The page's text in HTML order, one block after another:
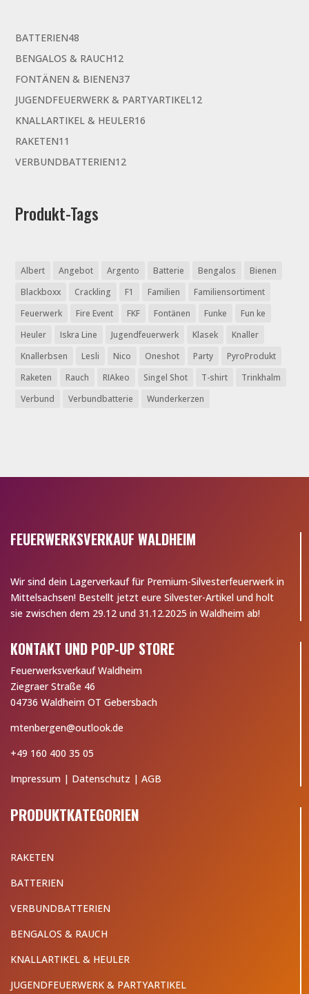
BATTERIEN48
Produkte
BENGALOS & RAUCH1212
Produkte
FONTÄNEN & BIENEN3737
Produkte
JUGENDFEUERWERK & PARTYARTIKEL1212
KNALLARTIKEL & HEULER16
RAKETEN11
Produkte
VERBUNDBATTERIEN1212
Produkt-Tags
Albert Angebot Argento Batterie Bengalos
Bienen
Blackboxx
Crackling F1 Familien
Familiensortiment
Feuerwerk
Fire Event FKF Fontänen Funke
Fun ke
Heuler
Iskra Line Jugendfeuerwerk Klasek
Knaller
Knallerbsen
Lesli Nico Oneshot Party
PyroProdukt
Raketen
Rauch RIAkeo Singel Shot T-shirt
Trinkhalm
Verbund
Verbundbatterie Wunderkerzen
FEUERWERKSVERKAUF WALDHEIM
Wir sind dein Lagerverkauf für Premium-Silvesterfeuerwerk in
Mittelsachsen! Bestellt jetzt eure Silvester-Artikel und holt
sie zwischen dem 29.12 und 31.12.2025 in Waldheim ab!
KONTAKT UND POP-UP STORE
Feuerwerksverkauf Waldheim
Ziegraer Straße 46
04736 Waldheim OT Gebersbach
mtenbergen@outlook.de
+49 160 400 35 05
Impressum | Datenschutz |AGB
PRODUKTKATEGORIEN
RAKETEN
BATTERIEN
VERBUNDBATTERIEN
BENGALOS & RAUCH
KNALLARTIKEL & HEULER
JUGENDFEUERWERK & PARTYARTIKEL